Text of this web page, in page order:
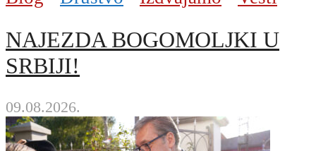
NAJEZDA BOGOMOLJKI U
SRBIJI!
09.08.2026.